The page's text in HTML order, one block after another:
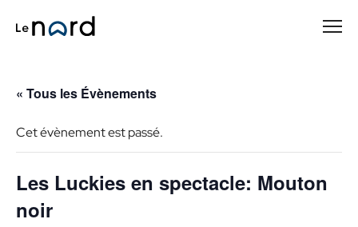
« Tous les Évènements
Cet évènement est passé.
Les Luckies en spectacle: Mouton
noir